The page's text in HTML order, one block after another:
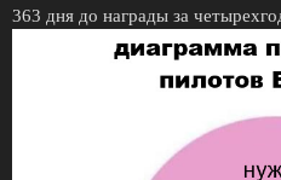
363 дня до награды за